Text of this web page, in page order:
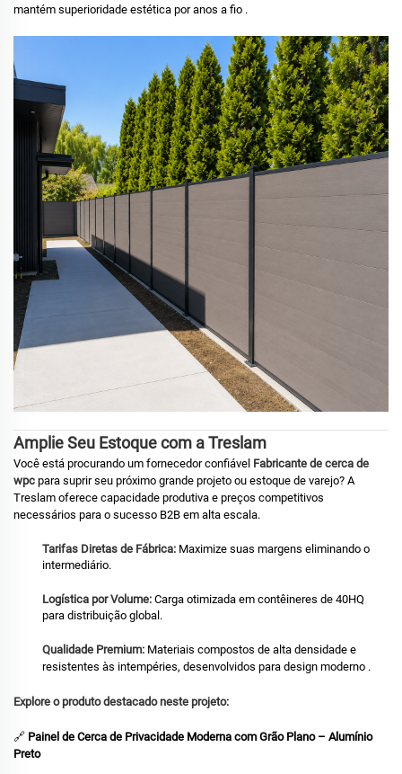
mantém superioridade estética por anos a fio .
Amplie Seu Estoque com a Treslam
Você está procurando um fornecedor confiável Fabricante de cerca de
wpc para suprir seu próximo grande projeto ou estoque de varejo? A
Treslam oferece capacidade produtiva e preços competitivos
necessários para o sucesso B2B em alta escala.
Tarifas Diretas de Fábrica: Maximize suas margens eliminando o
intermediário.
Logística por Volume: Carga otimizada em contêineres de 40HQ
para distribuição global.
Qualidade Premium: Materiais compostos de alta densidade e
resistentes às intempéries, desenvolvidos para design moderno .
Explore o produto destacado neste projeto:
🔗 Painel de Cerca de Privacidade Moderna com Grão Plano – Alumínio
Preto